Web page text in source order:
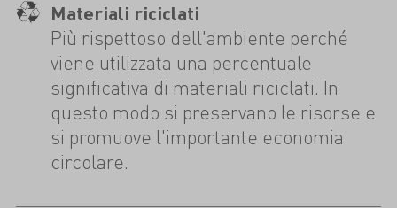
Materiali riciclati
Più rispettoso dell'ambiente perché
viene utilizzata una percentuale
significativa di materiali riciclati. In
questo modo si preservano le risorse e
si promuove l'importante economia
circolare.